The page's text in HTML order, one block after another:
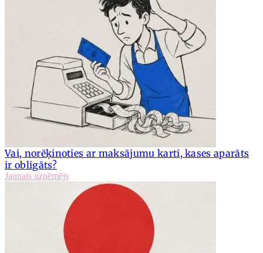
Vai, norēķinoties ar maksājumu karti, kases aparāts
ir obligāts?
Jaunais uzņēmējs